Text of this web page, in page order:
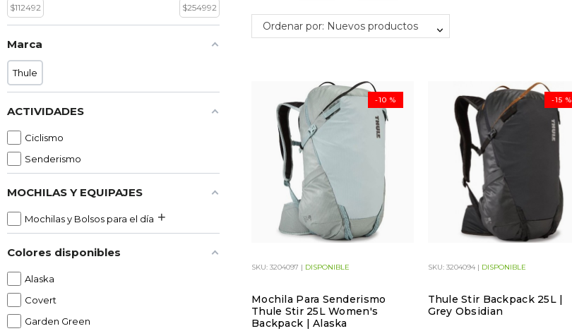
$112492 $254992
Marca
Thule
ACTIVIDADES
Ciclismo
Senderismo
MOCHILAS Y EQUIPAJES
Mochilas y Bolsos para el día
Colores disponibles
Alaska
Covert
Garden Green
Ordenar por: Nuevos productos
SKU: 3204097 | DISPONIBLE
Mochila Para Senderismo
Thule Stir 25L Women's
Backpack | Alaska
-10 %
SKU: 3204094 | DISPONIBLE
Thule Stir Backpack 25L |
Grey Obsidian
-15 %